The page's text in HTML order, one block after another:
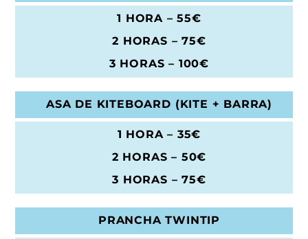
1 HORA – 55€
2 HORAS – 75€
3 HORAS – 100€
ASA DE KITEBOARD (KITE + BARRA)
1 HORA – 35€
2 HORAS – 50€
3 HORAS – 75€
PRANCHA TWINTIP